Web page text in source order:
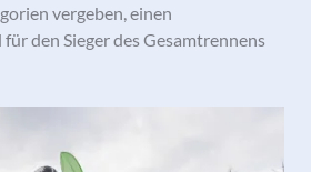
vergeben, einen
den Sieger des Gesamtrennens